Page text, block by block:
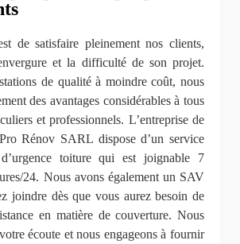
de satisfaire pleinement nos clients,
et la difficulté de son projet.
de qualité à moindre coût, nous
des avantages considérables à tous
et professionnels. L’entreprise de
Rénov SARL dispose d’un service
toiture qui est joignable 7
24. Nous avons également un SAV
joindre dès que vous aurez besoin de
en matière de couverture. Nous
écoute et nous engageons à fournir